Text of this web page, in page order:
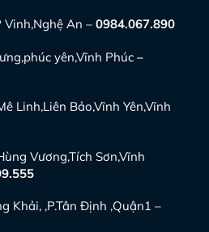
Vinh,Nghệ An – 0984.067.890
yên,Vĩnh Phúc –
Linh,Liên Bảo,Vĩnh Yên,Vĩnh
Vương,Tích Sơn,Vĩnh
Khải, ,P.Tân Định ,Quận1 –